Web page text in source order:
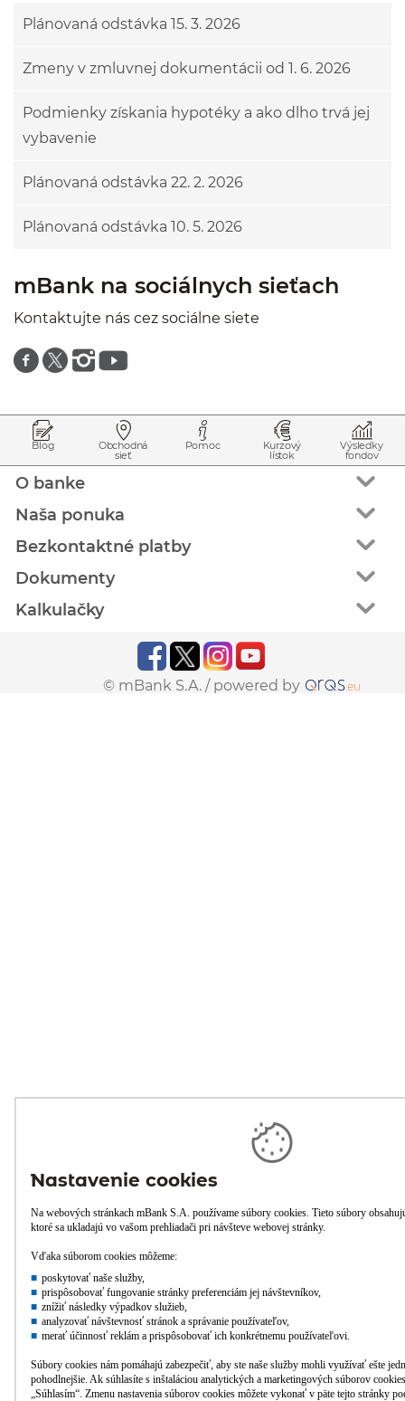
Plánovaná odstávka 15. 3. 2026
Zmeny v zmluvnej dokumentácii od 1. 6. 2026
Podmienky získania hypotéky a ako dlho trvá jej
vybavenie
Plánovaná odstávka 22. 2. 2026
Plánovaná odstávka 10. 5. 2026
mBank na sociálnych sieťach
Kontaktujte nás cez sociálne siete
Znajdź nas na facebooku
Znajdź nas na twitterze
Znajdź nas na instagramie
Znajdź nas na youtube
Prejsť na začiatok stránky
Preskočiť na začiatok obsahu
Blog Obchodná
sieť
Pomoc Kurzový
lístok
Výsledky
fondov
O banke
Naša ponuka
Bezkontaktné platby
Dokumenty
Kalkulačky
© mBank S.A. / powered by